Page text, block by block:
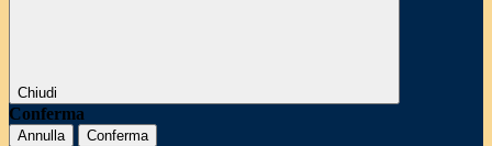
Chiudi
Conferma
Annulla Conferma